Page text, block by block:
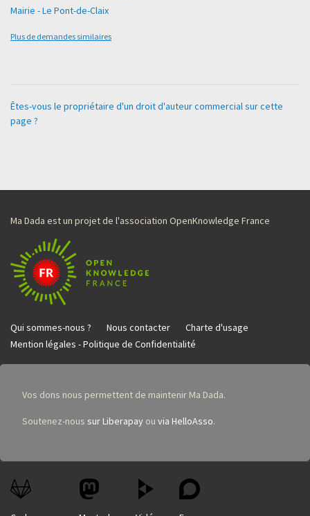
Mairie - Le Pont-de-Claix
Plus de demandes similaires
Êtes-vous le propriétaire d'un droit d'auteur commercial sur cette
page ?
Ma Dada est un projet de l'association OpenKnowledge France
Qui sommes-nous ? Nous contacter
Charte d'usage
Mention légales - Politique de Confidentialité
Vos dons nous permettent de maintenir Ma Dada.
Soutenez-nous sur Liberapay ou via HelloAsso.